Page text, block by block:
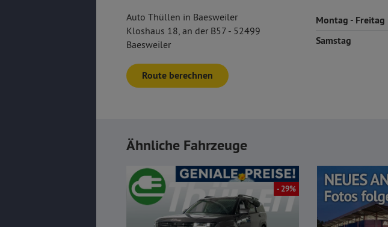
Auto Thüllen in Baesweiler
Kloshaus 18, an der B57 - 52499
Baesweiler
Route berechnen
Montag - Freitag
Samstag
Ähnliche Fahrzeuge
- 29%